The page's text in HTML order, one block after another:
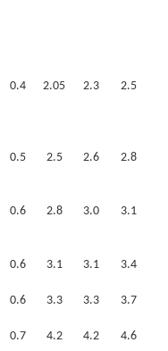
0.4 2.05 2.3 2.5
0.5 2.5 2.6 2.8
0.6
2.8 3.0 3.1
0.6 3.1 3.1 3.4
0.6 3.3 3.3 3.7
0.7 4.2 4.2 4.6